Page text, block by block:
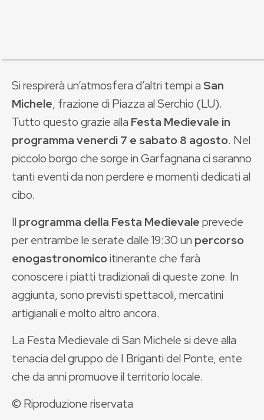
Si respirerà un’atmosfera d’altri tempi aSan
Michele, frazione di Piazza al Serchio (LU).
Tutto questo grazie alla Festa Medievale in
programma venerdì 7 e sabato 8 agosto. Nel
piccolo borgo che sorge in Garfagnana ci saranno
tanti eventi da non perdere e momenti dedicati al
cibo.
Il programma della Festa Medievaleprevede
per entrambe le serate dalle 19:30 un percorso
enogastronomicoitinerante che farà
conoscere i piatti tradizionali di queste zone. In
aggiunta, sono previsti spettacoli, mercatini
artigianali e molto altro ancora.
La Festa Medievale di San Michele si deve alla
tenacia del gruppo de I Briganti del Ponte, ente
che da anni promuove il territorio locale.
© Riproduzione riservata